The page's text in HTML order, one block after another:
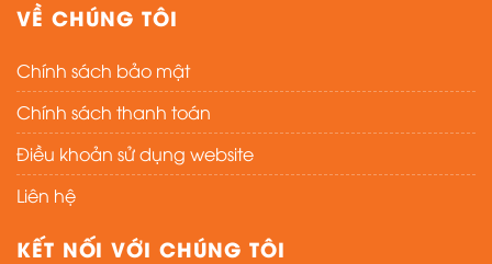
VỀ CHÚNG TÔI
Chính sách bảo mật
Chính sách thanh toán
Điều khoản sử dụng website
Liên hệ
KẾT NỐI VỚI CHÚNG TÔI